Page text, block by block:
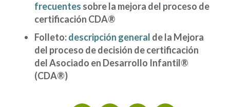
frecuentes sobre la mejora del proceso de
certificación CDA®
Folleto:descripción general de la Mejora
del proceso de decisión de certificación
del Asociado en Desarrollo Infantil®
(CDA®)